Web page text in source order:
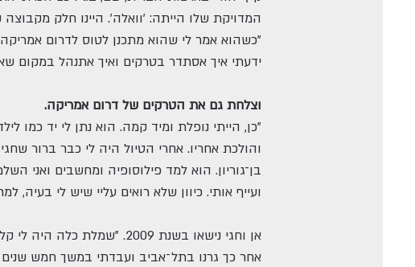
המדויקת שלו הייתה: 'וואלה'. היינו חלק
"כשהוא אמר לי שהוא מתכנן לטוס לדרום
ידעתי איך אסתדר בטרקים ואיך אתנהל במקום
וצלחת גם את הטרקים של דרום אמריקה.
והולכת אחריו. אחרי הטיול היה לי כבר ברור
בן־גוריון. הוא למד פילוסופיה ומחשבים ואני
ועייף אותי. כיוון שלא רואים עליי שיש לי
אן וחגי נישאו בשנת 2009. "שמלת כלה היה לי קל לבחור כי כל האפשרויות היו לבנות, "היא אומרת בחיוך".
אחר כך גרנו בתל־אביב ועבדתי במשך חמש